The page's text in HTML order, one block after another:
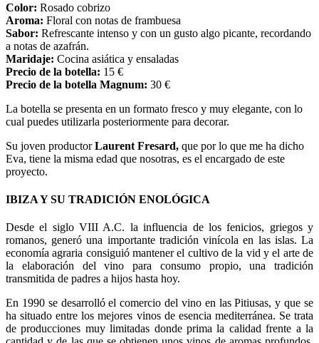
Color: Rosado cobrizo
Aroma: Floral con notas de frambuesa
Sabor: Refrescante intenso y con un gusto algo picante, recordando
a notas de azafrán.
Maridaje: Cocina asiática y ensaladas
Precio de la botella: 15 €
Precio de la botella Magnum: 30 €
La botella se presenta en un formato fresco y muy elegante, con lo
cual puedes utilizarla posteriormente para decorar.
Su joven productorLaurent Fresard, que por lo que me ha dicho
Eva, tiene la misma edad que nosotras, es el encargado de este
proyecto.
IBIZA Y SU TRADICIÓN ENOLÓGICA
Desde el siglo VIII A.C. la influencia de los fenicios, griegos y
romanos, generó una importante tradición vinícola en las islas. La
economía agraria consiguió mantener el cultivo de la vid y el arte de
la elaboración del vino para consumo propio, una tradición
transmitida de padres a hijos hasta hoy.
En 1990 se desarrolló el comercio del vino en las Pitiusas, y que se
ha situado entre los mejores vinos de esencia mediterránea. Se trata
de producciones muy limitadas donde prima la calidad frente a la